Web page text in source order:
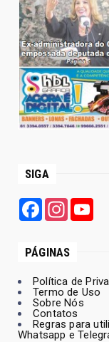
SIGA
Facebook
PÁGINAS
Política de
Termo de Uso
Sobre Nós
Contatos
Regras para
Whatsapp e